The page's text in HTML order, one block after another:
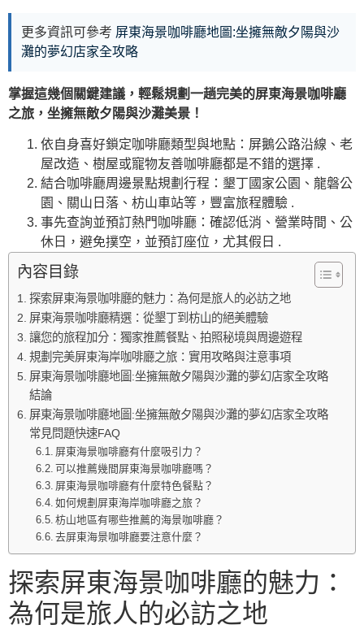
更多資訊可參考 屏東海景咖啡廳地圖:坐擁無敵夕陽與沙
灘的夢幻店家全攻略
掌握這幾個關鍵建議，輕鬆規劃一趟完美的屏東海景咖啡廳
之旅，坐擁無敵夕陽與沙灘美景！
依自身喜好鎖定咖啡廳類型與地點：屏鵝公路沿線、老
屋改造、樹屋或寵物友善咖啡廳都是不錯的選擇 .
結合咖啡廳周邊景點規劃行程：墾丁國家公園、龍磐公
園、關山日落、枋山車站等，豐富旅程體驗 .
事先查詢並預訂熱門咖啡廳：確認低消、營業時間、公
休日，避免撲空，並預訂座位，尤其假日 .
內容目錄
探索屏東海景咖啡廳的魅力：為何是旅人的必訪之地
屏東海景咖啡廳精選：從墾丁到枋山的絕美體驗
讓您的旅程加分：獨家推薦餐點、拍照秘境與周邊遊程
規劃完美屏東海岸咖啡廳之旅：實用攻略與注意事項
屏東海景咖啡廳地圖:坐擁無敵夕陽與沙灘的夢幻店家全攻略
結論
屏東海景咖啡廳地圖:坐擁無敵夕陽與沙灘的夢幻店家全攻略
常見問題快速FAQ
屏東海景咖啡廳有什麼吸引力？
可以推薦幾間屏東海景咖啡廳嗎？
屏東海景咖啡廳有什麼特色餐點？
如何規劃屏東海岸咖啡廳之旅？
枋山地區有哪些推薦的海景咖啡廳？
去屏東海景咖啡廳要注意什麼？
探索屏東海景咖啡廳的魅力：
為何是旅人的必訪之地